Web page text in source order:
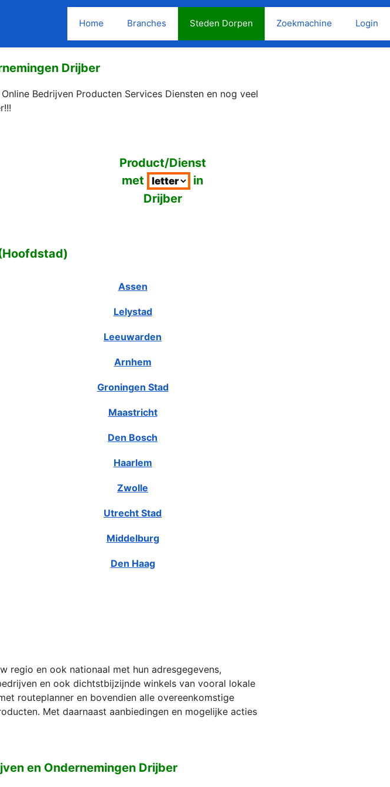
Home Branches Steden Dorpen Zoekmachine Login
Drijber
Bedrijven Producten Services Diensten en nog veel
Product/Dienst
met
in
Drijber
Hoofdstad)
Assen
Lelystad
Leeuwarden
Arnhem
Groningen Stad
Maastricht
Den Bosch
Haarlem
Zwolle
Utrecht Stad
Middelburg
Den Haag
regio en ook nationaal met hun adresgegevens,
en ook dichtstbijzijnde winkels van vooral lokale
routeplanner en bovendien alle overeenkomstige
Met daarnaast aanbiedingen en mogelijke acties
en Ondernemingen Drijber